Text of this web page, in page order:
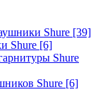
Shure [39]
Shure [6]
Shure
Shure [6]